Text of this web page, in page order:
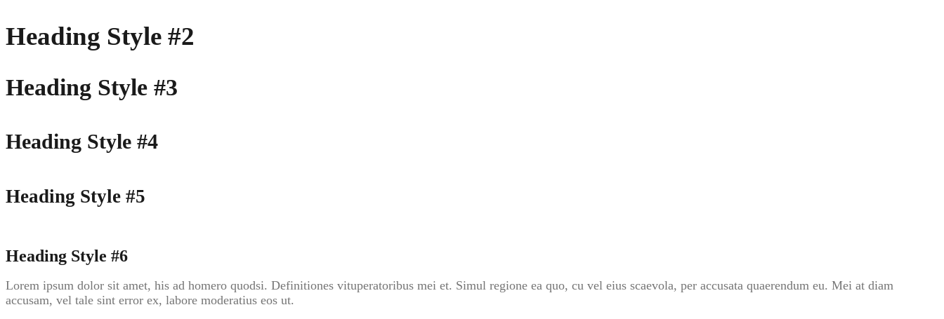
Heading Style #2
Heading Style #3
Heading Style #4
Heading Style #5
Heading Style #6
Lorem ipsum dolor sit amet, his ad homero quodsi. Definitiones vituperatoribus mei et. Simul regione ea quo, cu vel eius scaevola, per accusata quaerendum eu. Mei at diam
accusam, vel tale sint error ex, labore moderatius eos ut.